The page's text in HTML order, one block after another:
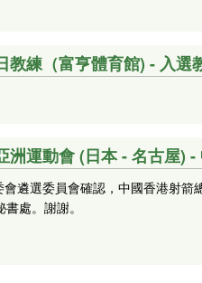
教練（富亨體育館) - 入選
洲運動會 (日本 - 名古屋)
會遴選委員會確認，中國香港射箭
處。謝謝。